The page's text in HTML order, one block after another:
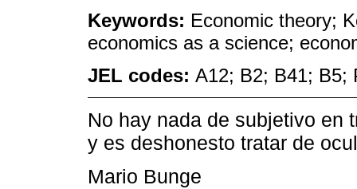
Keywords: Economic theory;
economics as a science;
JEL codes: A12; B2; B41; B5;
No hay nada de subjetivo en
y es deshonesto tratar de
Mario Bunge